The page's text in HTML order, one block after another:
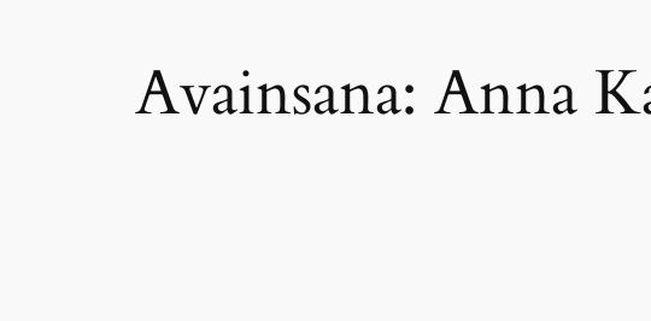
Avainsana: Anna